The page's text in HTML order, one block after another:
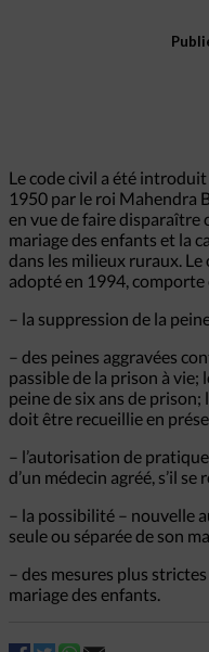
Le code civil a été
1950 par le roi Mahendra
en vue de faire disparaître
mariage des enfants et la
dans les milieux ruraux. Le
adopté en 1994,
– la suppression de la
– des peines aggravées
passible de la prison à vie;
peine de six ans de
doit être recueillie en
– l’autorisation de
d’un médecin agréé, s’il
– la possibilité – nouvelle
seule ou séparée de son
– des mesures plus
mariage des enfants.